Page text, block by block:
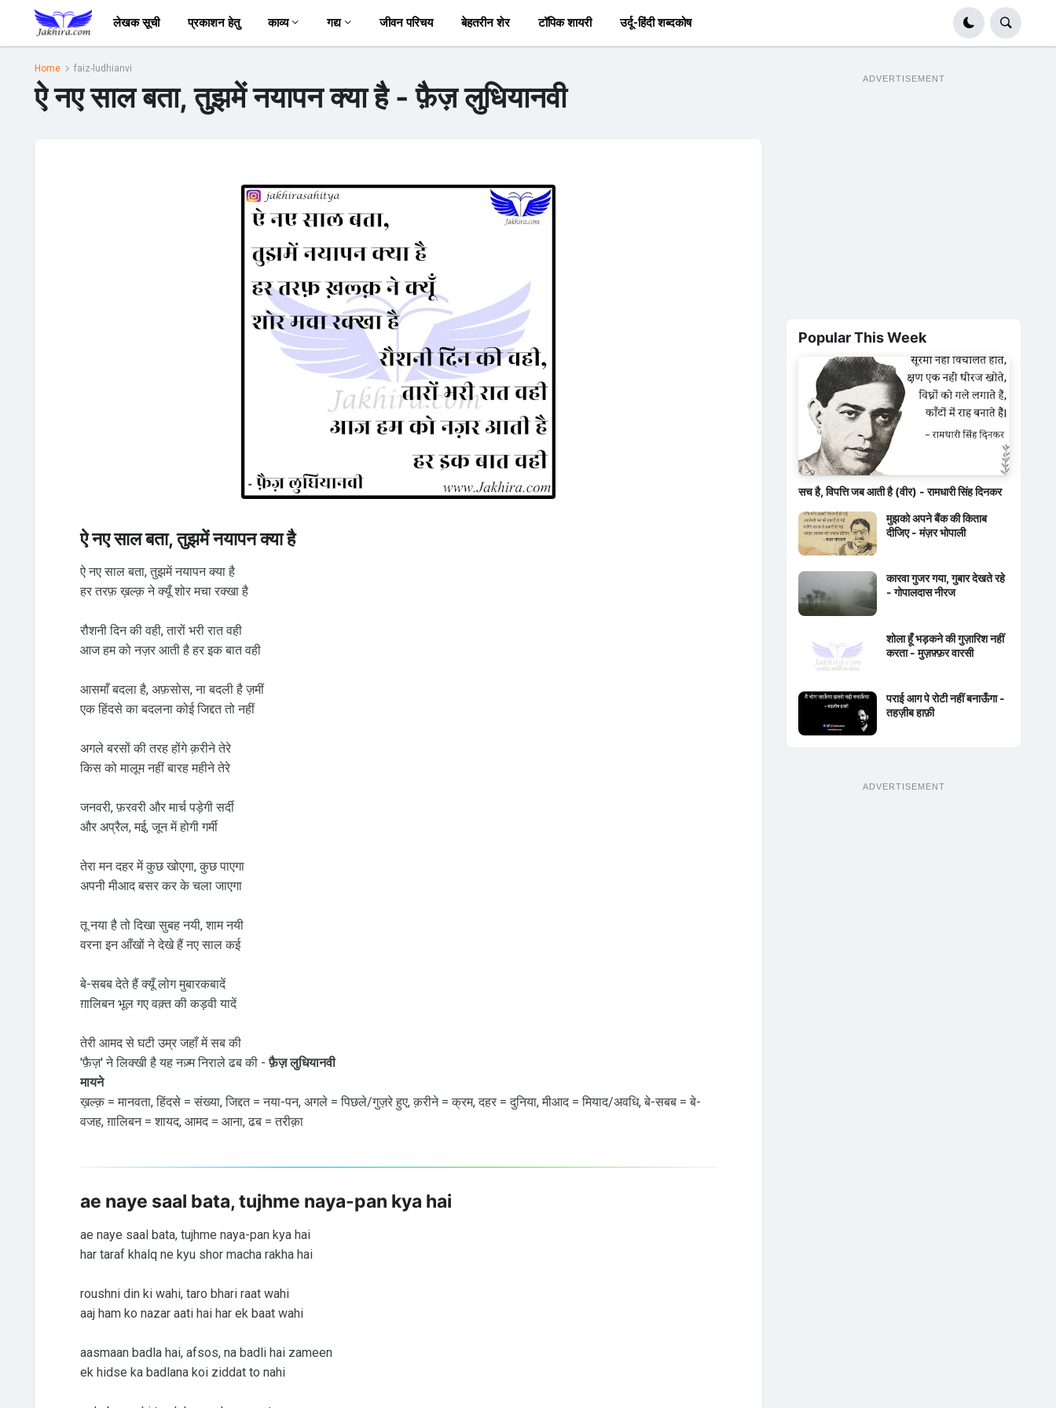
लेखक सूची प्रकाशन हेतु काव्य गद्य जीवन परिचय बेहतरीन शेर टॉपिक शायरी उर्दू-हिंदी शब्दकोष
Home faiz-ludhianvi
ऐ नए साल बता, तुझमें नयापन क्या है - फ़ैज़ लुधियानवी
ऐ नए साल बता, तुझमें नयापन क्या है
ऐ नए साल बता, तुझमें नयापन क्या है
हर तरफ़ ख़ल्क़ ने क्यूँ शोर मचा रक्खा है
रौशनी दिन की वही, तारों भरी रात वही
आज हम को नज़र आती है हर इक बात वही
आसमाँ बदला है, अफ़सोस, ना बदली है ज़मीं
एक हिंदसे का बदलना कोई जिद्दत तो नहीं
अगले बरसों की तरह होंगे क़रीने तेरे
किस को मालूम नहीं बारह महीने तेरे
जनवरी, फ़रवरी और मार्च पड़ेगी सर्दी
और अप्रैल, मई, जून में होगी गर्मी
तेरा मन दहर में कुछ खोएगा, कुछ पाएगा
अपनी मीआद बसर कर के चला जाएगा
तू नया है तो दिखा सुबह नयी, शाम नयी
वरना इन आँखों ने देखे हैं नए साल कई
बे-सबब देते हैं क्यूँ लोग मुबारकबादें
ग़ालिबन भूल गए वक़्त की कड़वी यादें
तेरी आमद से घटी उम्र जहाँ में सब की
'फ़ैज़' ने लिक्खी है यह नज़्म निराले ढब की -फ़ैज़ लुधियानवी
मायने
ख़ल्क़ = मानवता, हिंदसे = संख्या, जिद्दत = नया-पन, अगले = पिछले/गुज़रे हुए, क़रीने = क्रम, दहर = दुनिया, मीआद = मियाद/अवधि, बे-सबब = बे-
वजह, ग़ालिबन = शायद, आमद = आना, ढब = तरीक़ा
ae naye saal bata, tujhme naya-pan kya hai
ae naye saal bata, tujhme naya-pan kya hai
har taraf khalq ne kyu shor macha rakha hai
roushni din ki wahi, taro bhari raat wahi
aaj ham ko nazar aati hai har ek baat wahi
aasmaan badla hai, afsos, na badli hai zameen
ek hidse ka badlana koi ziddat to nahi
ADVERTISEMENT
Popular This Week
सच है, विपत्ति जब आती है (वीर) - रामधारी सिंह दिनकर
मुझको अपने बैंक की किताब
दीजिए - मंज़र भोपाली
कारवा गुजर गया, गुबार देखते रहे
- गोपालदास नीरज
शोला हूँ भड़कने की गुज़ारिश नहीं
करता - मुज़फ़्फ़र वारसी
पराई आग पे रोटी नहीं बनाऊँगा -
तहज़ीब हाफ़ी
ADVERTISEMENT